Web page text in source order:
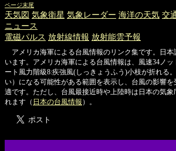
ページ末尾
天気図 気象衛星 気象レーダー 海洋の天気 交
ニュース
電磁パルス 放射線情報 放射能雲予報
アメリカ海軍による台風情報のリンク集です。日本
います。アメリカ海軍による台風情報は、風速34ノッ
ート風力階級8:疾強風(しっきょうふう)小枝が折れる
い）になる可能性がある範囲を表示し、台風の影響
適です。ただし、台風最接近時や上陸時は日本の気
れます（ 日本の台風情報 ）。